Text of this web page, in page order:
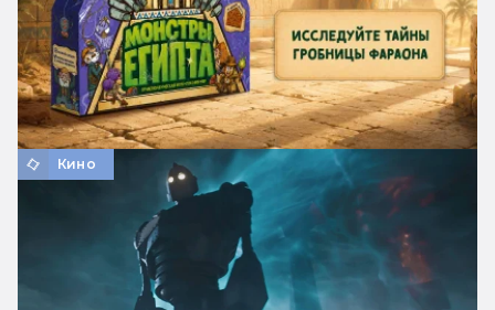
Кино